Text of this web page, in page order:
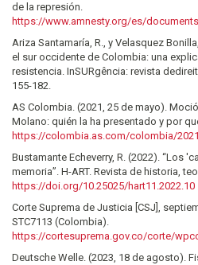
de la represión.
https://www.amnesty.org/es/
Ariza Santamaría, R., y Velasquez
el sur occidente de Colombia: una
resistencia. InSURgência: revista
155-182.
AS Colombia. (2021, 25 de mayo).
Molano: quién la ha presentado y por
https://colombia.as.com/colombia/2021/05/25/
Bustamante Echeverry, R. (2022). “Los
memoria”. H-ART. Revista de historia,
https://doi.org/10.25025/hart11.2022.10
Corte Suprema de Justicia [CSJ],
STC7113 (Colombia).
https://cortesuprema.gov.co/corte/
Deutsche Welle. (2023, 18 de agosto).